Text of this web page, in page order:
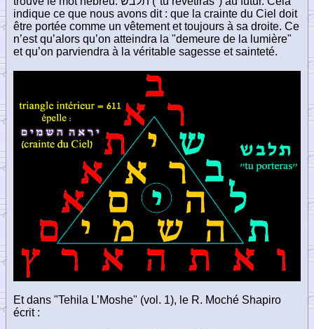
indique ce que nous avons dit : que la crainte du Ciel doit
être portée comme un vêtement et toujours à sa droite. Ce
n’est qu’alors qu’on atteindra la "demeure de la lumière"
et qu’on parviendra à la véritable sagesse et sainteté.
Et dans "Tehila L’Moshe" (vol. 1), le R. Moché Shapiro
écrit :